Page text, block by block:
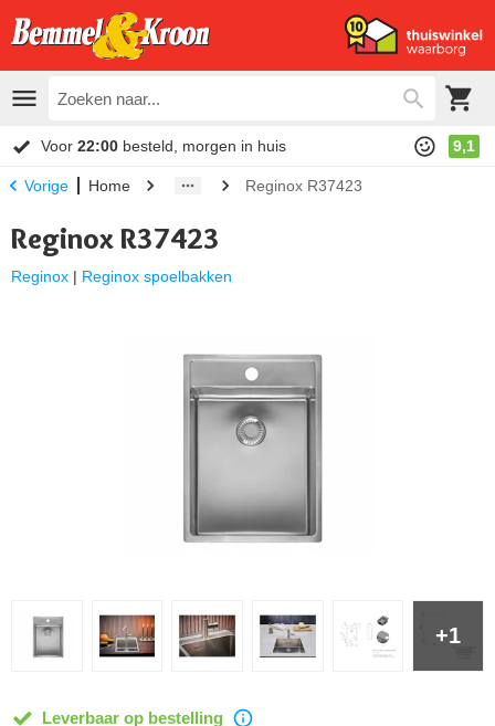
Voor 22:00 besteld, morgen in huis 9,1
Vorige Home Reginox R37423
Reginox R37423
Reginox | Reginox spoelbakken
+1
Leverbaar op bestelling